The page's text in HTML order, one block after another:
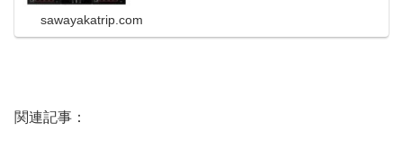
sawayakatrip.com
関連記事：